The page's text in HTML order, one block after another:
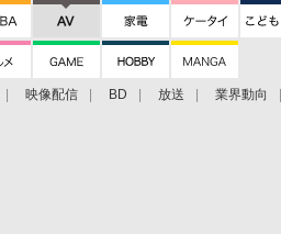
映像配信 BD 放送 業界動向